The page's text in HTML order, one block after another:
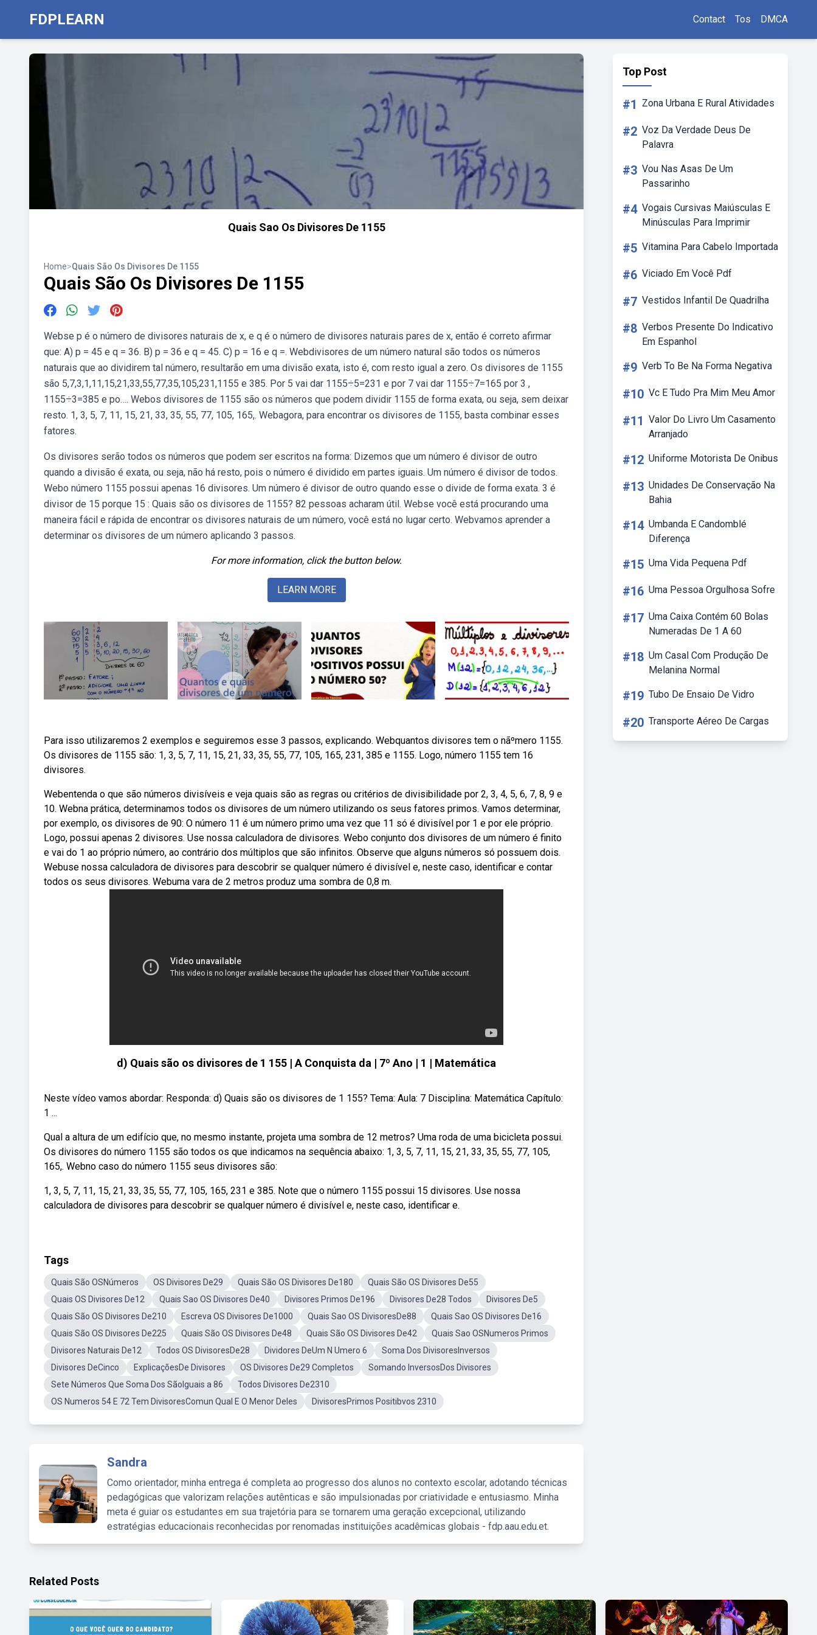
FDPLEARN Contact Tos DMCA
Quais Sao Os Divisores De 1155
Home>Quais São Os Divisores De 1155
Quais São Os Divisores De 1155
Webse p é o número de divisores naturais de x, e q é o número de divisores naturais pares de x, então é correto afirmar
que: A) p = 45 e q = 36. B) p = 36 e q = 45. C) p = 16 e q =. Webdivisores de um número natural são todos os números
naturais que ao dividirem tal número, resultarão em uma divisão exata, isto é, com resto igual a zero. Os divisores de 1155
são 5,7,3,1,11,15,21,33,55,77,35,105,231,1155 e 385. Por 5 vai dar 1155÷5=231 e por 7 vai dar 1155÷7=165 por 3 ,
1155÷3=385 e po…. Webos divisores de 1155 são os números que podem dividir 1155 de forma exata, ou seja, sem deixar
resto. 1, 3, 5, 7, 11, 15, 21, 33, 35, 55, 77, 105, 165,. Webagora, para encontrar os divisores de 1155, basta combinar esses
fatores.
Os divisores serão todos os números que podem ser escritos na forma: Dizemos que um número é divisor de outro
quando a divisão é exata, ou seja, não há resto, pois o número é dividido em partes iguais. Um número é divisor de todos.
Webo número 1155 possui apenas 16 divisores. Um número é divisor de outro quando esse o divide de forma exata. 3 é
divisor de 15 porque 15 : Quais são os divisores de 1155? 82 pessoas acharam útil. Webse você está procurando uma
maneira fácil e rápida de encontrar os divisores naturais de um número, você está no lugar certo. Webvamos aprender a
determinar os divisores de um número aplicando 3 passos.
For more information, click the button below.
LEARN MORE
Para isso utilizaremos 2 exemplos e seguiremos esse 3 passos, explicando. Webquantos divisores tem o nãºmero 1155.
Os divisores de 1155 são: 1, 3, 5, 7, 11, 15, 21, 33, 35, 55, 77, 105, 165, 231, 385 e 1155. Logo, número 1155 tem 16
divisores.
Webentenda o que são números divisíveis e veja quais são as regras ou critérios de divisibilidade por 2, 3, 4, 5, 6, 7, 8, 9 e
10. Webna prática, determinamos todos os divisores de um número utilizando os seus fatores primos. Vamos determinar,
por exemplo, os divisores de 90: O número 11 é um número primo uma vez que 11 só é divisível por 1 e por ele próprio.
Logo, possui apenas 2 divisores. Use nossa calculadora de divisores. Webo conjunto dos divisores de um número é finito
e vai do 1 ao próprio número, ao contrário dos múltiplos que são infinitos. Observe que alguns números só possuem dois.
Webuse nossa calculadora de divisores para descobrir se qualquer número é divisível e, neste caso, identificar e contar
todos os seus divisores. Webuma vara de 2 metros produz uma sombra de 0,8 m.
d) Quais são os divisores de 1 155 | A Conquista da | 7º Ano | 1 | Matemática
Neste vídeo vamos abordar: Responda: d) Quais são os divisores de 1 155? Tema: Aula: 7 Disciplina: Matemática Capítulo:
1 ...
Qual a altura de um edifício que, no mesmo instante, projeta uma sombra de 12 metros? Uma roda de uma bicicleta possui.
Os divisores do número 1155 são todos os que indicamos na sequência abaixo: 1, 3, 5, 7, 11, 15, 21, 33, 35, 55, 77, 105,
165,. Webno caso do número 1155 seus divisores são:
1, 3, 5, 7, 11, 15, 21, 33, 35, 55, 77, 105, 165, 231 e 385. Note que o número 1155 possui 15 divisores. Use nossa
calculadora de divisores para descobrir se qualquer número é divisível e, neste caso, identificar e.
Tags
Quais São OSNúmeros OS Divisores De29 Quais São OS Divisores De180
Quais São OS Divisores De55
Quais OS Divisores De12
Quais Sao OS Divisores De40 Divisores Primos De196 Divisores De28 Todos
Divisores De5
Quais São OS Divisores De210
Escreva OS Divisores De1000 Quais Sao OS DivisoresDe88
Quais Sao OS Divisores De16
Quais São OS Divisores De225
Quais São OS Divisores De48 Quais São OS Divisores De42
Quais Sao OSNumeros Primos
Divisores Naturais De12
Todos OS DivisoresDe28 Dividores DeUm N Umero 6
Soma Dos DivisoresInversos
Divisores DeCinco
ExplicaçõesDe Divisores OS Divisores De29 Completos
Somando InversosDos Divisores
Sete Números Que Soma Dos SãoIguais a 86
Todos Divisores De2310
OS Numeros 54 E 72 Tem DivisoresComun Qual E O Menor Deles
DivisoresPrimos Positibvos 2310
Sandra
Como orientador, minha entrega é completa ao progresso dos alunos no contexto escolar, adotando técnicas
pedagógicas que valorizam relações autênticas e são impulsionadas por criatividade e entusiasmo. Minha
meta é guiar os estudantes em sua trajetória para se tornarem uma geração excepcional, utilizando
estratégias educacionais reconhecidas por renomadas instituições acadêmicas globais - fdp.aau.edu.et.
Top Post
#1 Zona Urbana E Rural Atividades
#2 Voz Da Verdade Deus De
Palavra
#3 Vou Nas Asas De Um
Passarinho
#4 Vogais Cursivas Maiúsculas E
Minúsculas Para Imprimir
#5 Vitamina Para Cabelo Importada
#6 Viciado Em Você Pdf
#7 Vestidos Infantil De Quadrilha
#8 Verbos Presente Do Indicativo
Em Espanhol
#9 Verb To Be Na Forma Negativa
#10 Vc E Tudo Pra Mim Meu Amor
#11 Valor Do Livro Um Casamento
Arranjado
#12 Uniforme Motorista De Onibus
#13 Unidades De Conservação Na
Bahia
#14 Umbanda E Candomblé
Diferença
#15 Uma Vida Pequena Pdf
#16 Uma Pessoa Orgulhosa Sofre
#17 Uma Caixa Contém 60 Bolas
Numeradas De 1 A 60
#18 Um Casal Com Produção De
Melanina Normal
#19 Tubo De Ensaio De Vidro
#20 Transporte Aéreo De Cargas
Related Posts